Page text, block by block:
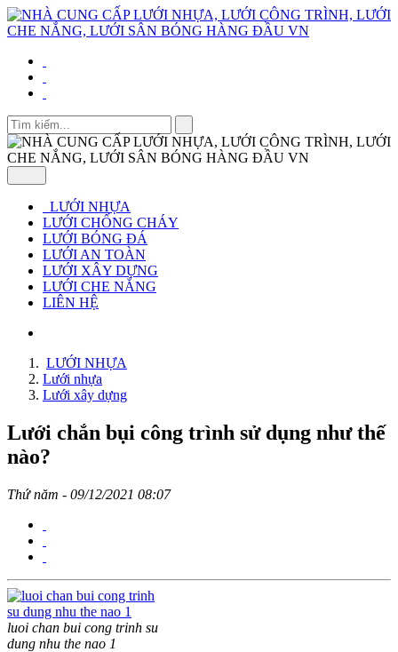
LƯỚI NHỰA
LƯỚI CHỐNG CHÁY
LƯỚI BÓNG ĐÁ
LƯỚI AN TOÀN
LƯỚI XÂY DỰNG
LƯỚI CHE NẮNG
LIÊN HỆ
LƯỚI NHỰA
Lưới nhựa
Lưới xây dựng
Lưới chắn bụi công trình sử dụng như thế
nào?
Thứ năm - 09/12/2021 08:07
luoi chan bui cong trinh su
dung nhu the nao 1